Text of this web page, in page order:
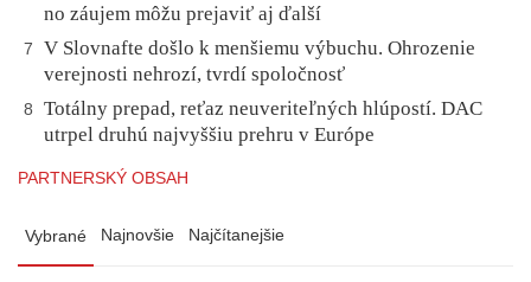
no záujem môžu prejaviť aj ďalší
7
V Slovnafte došlo k menšiemu výbuchu. Ohrozenie
verejnosti nehrozí, tvrdí spoločnosť
8
Totálny prepad, reťaz neuveriteľných hlúpostí. DAC
utrpel druhú najvyššiu prehru v Európe
PARTNERSKÝ OBSAH
Vybrané Najnovšie Najčítanejšie